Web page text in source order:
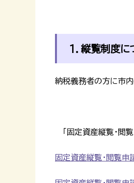
1．縦覧制度に
納税義務者の方に市
「固定資産縦覧・閲覧
固定資産縦覧・閲覧